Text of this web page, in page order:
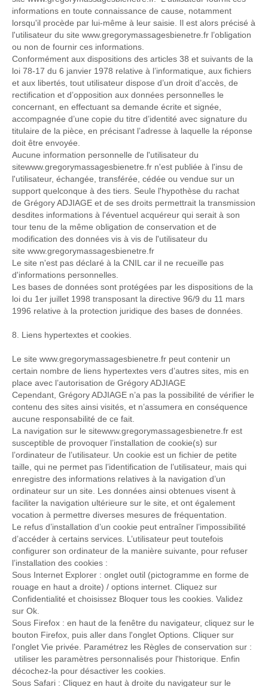
informations en toute connaissance de cause, notamment
lorsqu'il procède par lui-même à leur saisie. Il est alors précisé à
l'utilisateur du site www.gregorymassagesbienetre.fr l’obligation
ou non de fournir ces informations.
Conformément aux dispositions des articles 38 et suivants de la
loi 78-17 du 6 janvier 1978 relative à l’informatique, aux fichiers
et aux libertés, tout utilisateur dispose d’un droit d’accès, de
rectification et d’opposition aux données personnelles le
concernant, en effectuant sa demande écrite et signée,
accompagnée d’une copie du titre d’identité avec signature du
titulaire de la pièce, en précisant l’adresse à laquelle la réponse
doit être envoyée.
Aucune information personnelle de l'utilisateur du
sitewww.gregorymassagesbienetre.fr n'est publiée à l'insu de
l'utilisateur, échangée, transférée, cédée ou vendue sur un
support quelconque à des tiers. Seule l'hypothèse du rachat
de Grégory ADJIAGE et de ses droits permettrait la transmission
desdites informations à l'éventuel acquéreur qui serait à son
tour tenu de la même obligation de conservation et de
modification des données vis à vis de l'utilisateur du
site www.gregorymassagesbienetre .fr
Le site n'est pas déclaré à la CNIL car il ne recueille pas
d'informations personnelles.
Les bases de données sont protégées par les dispositions de la
loi du 1er juillet 1998 transposant la directive 96/9 du 11 mars
1996 relative à la protection juridique des bases de données.
8. Liens hypertextes et cookies.
Le site www.gregorymassagesbienetre.fr peut contenir un
certain nombre de liens hypertextes vers d’autres sites, mis en
place avec l’autorisation de Grégory ADJIAGE
Cependant, Grégory ADJIAGE n’a pas la possibilité de vérifier le
contenu des sites ainsi visités, et n’assumera en conséquence
aucune responsabilité de ce fait.
La navigation sur le sitewww.gregorymassagesbienetre.fr est
susceptible de provoquer l’installation de cookie(s) sur
l’ordinateur de l’utilisateur. Un cookie est un fichier de petite
taille, qui ne permet pas l’identification de l’utilisateur, mais qui
enregistre des informations relatives à la navigation d’un
ordinateur sur un site. Les données ainsi obtenues visent à
faciliter la navigation ultérieure sur le site, et ont également
vocation à permettre diverses mesures de fréquentation.
Le refus d’installation d’un cookie peut entraîner l’impossibilité
d’accéder à certains services. L’utilisateur peut toutefois
configurer son ordinateur de la manière suivante, pour refuser
l’installation des cookies :
Sous Internet Explorer : onglet outil (pictogramme en forme de
rouage en haut a droite) / options internet. Cliquez sur
Confidentialité et choisissez Bloquer tous les cookies. Validez
sur Ok.
Sous Firefox : en haut de la fenêtre du navigateur, cliquez sur le
bouton Firefox, puis aller dans l'onglet Options. Cliquer sur
l'onglet Vie privée. Paramétrez les Règles de conservation sur :
utiliser les paramètres personnalisés pour l'historique. Enfin
décochez-la pour désactiver les cookies.
Sous Safari : Cliquez en haut à droite du navigateur sur le